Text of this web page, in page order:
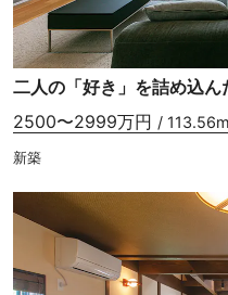
二人の「好き」を詰め込
2500〜2999万円 /
新築